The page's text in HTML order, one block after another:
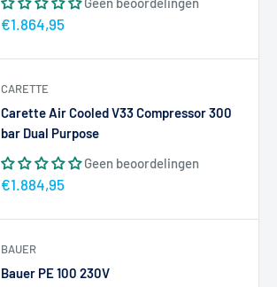
Actieprijs
€1.864,95
CARETTE
Carette Air Cooled V33 Compressor 300
bar Dual Purpose
Geen beoordelingen
Actieprijs
€1.884,95
BAUER
Bauer PE 100 230V